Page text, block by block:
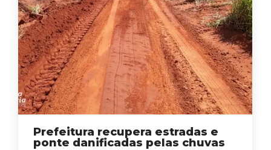
Prefeitura recupera estradas e
ponte danificadas pelas chuvas